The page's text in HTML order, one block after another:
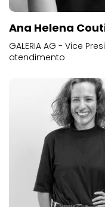
Ana Helena
GALERIA AG - Vice
atendimento